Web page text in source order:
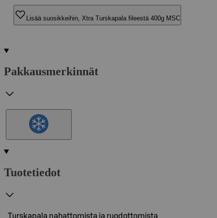
Lisää suosikkeihin, Xtra Turskapala fileestä 400g MSC
Pakkausmerkinnät
Tuotetiedot
Turskapala nahattomista ja ruodottomista